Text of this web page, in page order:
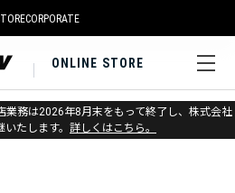
CORPORATE
ONLINE STORE
業務は2026年8月末をもって終了し、株式会社
たします。 詳しくはこちら。
ック＆ストレージ